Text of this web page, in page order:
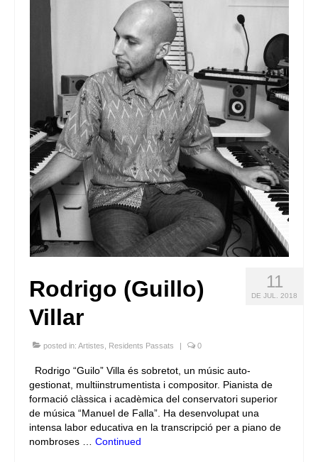
11
DE JUL. 2018
Rodrigo (Guillo)
Villar
posted in: Artistes Residents Passats | 0
Rodrigo “Guilo” Villa és sobretot, un músic auto-
gestionat, multiinstrumentista i compositor. Pianista de
formació clàssica i acadèmica del conservatori superior
de música “Manuel de Falla”. Ha desenvolupat una
intensa labor educativa en la transcripció per a piano de
nombroses … Continued